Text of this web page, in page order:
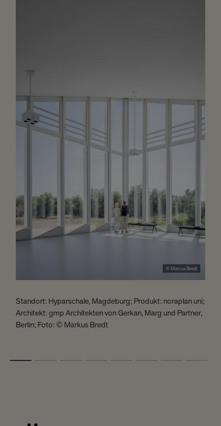
© Marcus Bredt
Standort: Hyparschale, Magdeburg; Produkt: noraplan uni;
Architekt: gmp Architekten von Gerkan, Marg und Partner,
Berlin; Foto: © Markus Bredt